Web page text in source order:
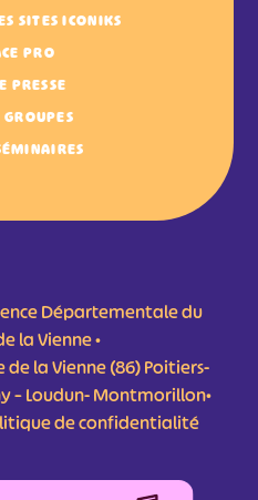
SITES ICONIKS
PRO
PRESSE
GROUPES
Départementale du
la Vienne •
la Vienne (86) Poitiers-
– Loudun- Montmorillon•
de confidentialité